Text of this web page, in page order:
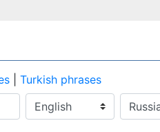
Turkish phrases